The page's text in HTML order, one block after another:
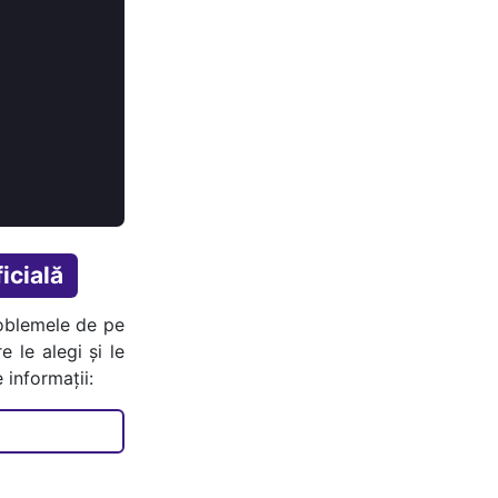
de pe
le alegi și le
informații: